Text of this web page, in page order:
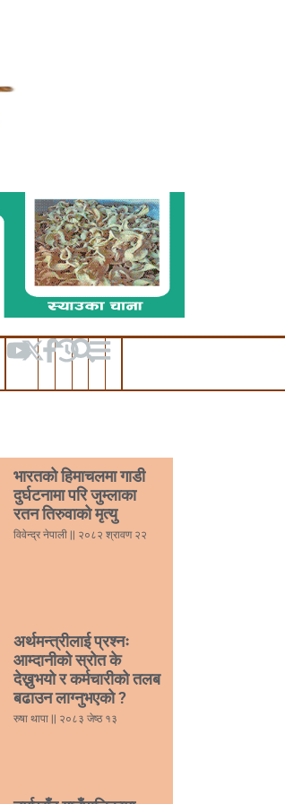
भारतको हिमाचलमा गाडी
दुर्घटनामा परि जुम्लाका
रतन तिरुवाको मृत्यु
विवेन्द्र नेपाली २०८२ श्रावण २२
अर्थमन्त्रीलाई प्रश्नः
आम्दानीको स्रोत के
देख्नुभयो र कर्मचारीको तलब
बढाउन लाग्नुभएको ?
रुषा थापा २०८३ जेष्ठ १३